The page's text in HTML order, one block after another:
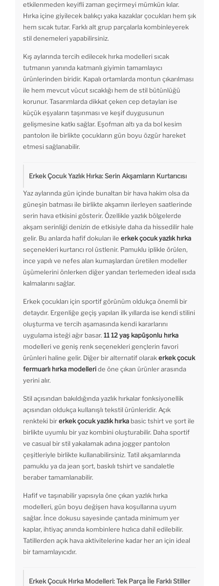
etkilenmeden keyifli zaman geçirmeyi mümkün kılar.
Hırka içine giyilecek balıkçı yaka kazaklar çocukları hem şık
hem sıcak tutar. Farklı alt grup parçalarla kombinleyerek
stil denemeleri yapabilirsiniz.
Kış aylarında tercih edilecek hırka modelleri sıcak
tutmanın yanında katmanlı giyimin tamamlayıcı
ürünlerinden biridir. Kapalı ortamlarda montun çıkarılması
ile hem mevcut vücut sıcaklığı hem de stil bütünlüğü
korunur. Tasarımlarda dikkat çeken cep detayları ise
küçük eşyaların taşınması ve keşif duygusunun
gelişmesine katkı sağlar. Eşofman altı ya da bol kesim
pantolon ile birlikte çocukların gün boyu özgür hareket
etmesi sağlanabilir.
Erkek Çocuk Yazlık Hırka: Serin Akşamların Kurtarıcısı
Yaz aylarında gün içinde bunaltan bir hava hakim olsa da
güneşin batması ile birlikte akşamın ilerleyen saatlerinde
serin hava etkisini gösterir. Özellikle yazlık bölgelerde
akşam serinliği denizin de etkisiyle daha da hissedilir hale
gelir. Bu anlarda hafif dokuları ile erkek çocuk yazlık hırka
seçenekleri kurtarıcı rol üstlenir. Pamuklu iplikle örülen,
ince yapılı ve nefes alan kumaşlardan üretilen modeller
üşümelerini önlerken diğer yandan terlemeden ideal ısıda
kalmalarını sağlar.
Erkek çocukları için sportif görünüm oldukça önemli bir
detaydır. Ergenliğe geçiş yapılan ilk yıllarda ise kendi stilini
oluşturma ve tercih aşamasında kendi kararlarını
uygulama isteği ağır basar. 11 12 yaş kapüşonlu hırka
modelleri ve geniş renk seçenekleri gençlerin favori
ürünleri haline gelir. Diğer bir alternatif olarakerkek çocuk
fermuarlı hırka modelleride öne çıkan ürünler arasında
yerini alır.
Stil açısından bakıldığında yazlık hırkalar fonksiyonellik
açısından oldukça kullanışlı tekstil ürünleridir. Açık
renkteki birerkek çocuk yazlık hırka basic tshirt ve şort ile
birlikte uyumlu bir yaz kombini oluşturabilir. Daha sportif
ve casual bir stil yakalamak adına jogger pantolon
çeşitleriyle birlikte kullanabilirsiniz. Tatil akşamlarında
pamuklu ya da jean şort, baskılı tshirt ve sandaletle
beraber tamamlanabilir.
Hafif ve taşınabilir yapısıyla öne çıkan yazlık hırka
modelleri, gün boyu değişen hava koşullarına uyum
sağlar. İnce dokusu sayesinde çantada minimum yer
kaplar, ihtiyaç anında kombinlere hızlıca dahil edilebilir.
Tatillerden açık hava aktivitelerine kadar her an için ideal
bir tamamlayıcıdır.
Erkek Çocuk Hırka Modelleri: Tek Parça İle Farklı Stiller